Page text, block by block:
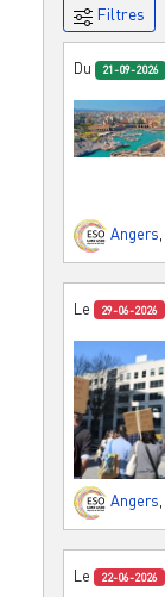
Filtres
Du 21-09-2026
Angers
Le 29-06-2026
Angers
Le 22-06-2026